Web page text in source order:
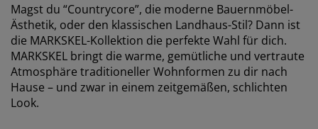
Magst du “Countrycore”, die moderne Bauernmöbel-
Ästhetik, oder den klassischen Landhaus-Stil? Dann ist
die MARKSKEL-Kollektion die perfekte Wahl für dich.
MARKSKEL bringt die warme, gemütliche und vertraute
Atmosphäre traditioneller Wohnformen zu dir nach
Hause – und zwar in einem zeitgemäßen, schlichten
Look.